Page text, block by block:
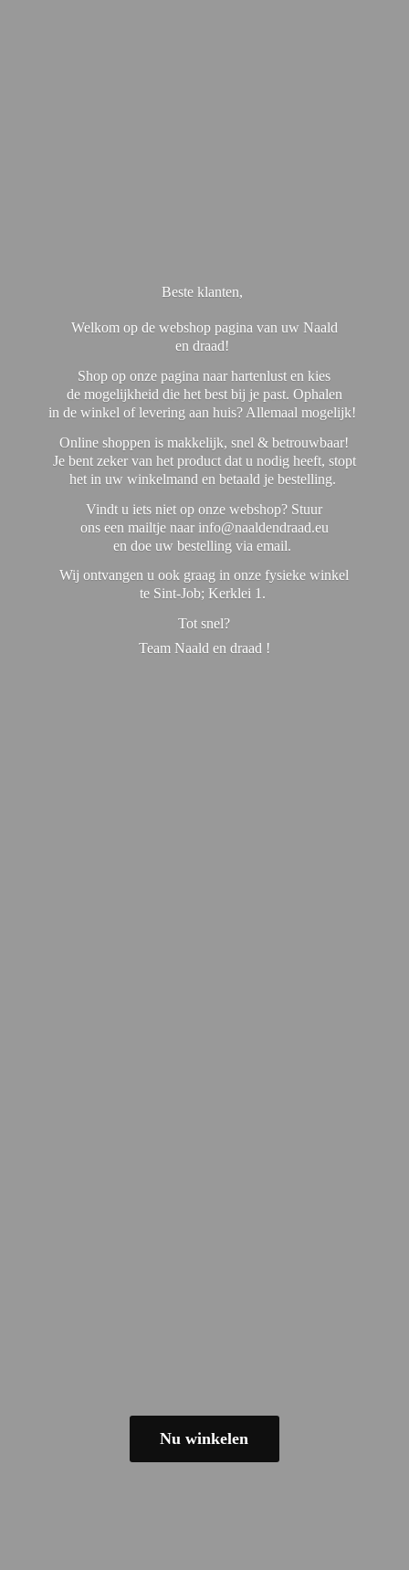
Beste klanten,
Welkom op de webshop pagina van uw Naald
en draad!
Shop op onze pagina naar hartenlust en kies
de mogelijkheid die het best bij je past. Ophalen
in de winkel of levering aan huis? Allemaal mogelijk!
Online shoppen is makkelijk, snel & betrouwbaar!
Je bent zeker van het product dat u nodig heeft, stopt
het in uw winkelmand en betaald je bestelling.
Vindt u iets niet op onze webshop? Stuur
ons een mailtje naar info@naaldendraad.eu
en doe uw bestelling via email.
Wij ontvangen u ook graag in onze fysieke winkel
te Sint-Job; Kerklei 1.
Tot snel?
Team Naald en draad !
Nu winkelen